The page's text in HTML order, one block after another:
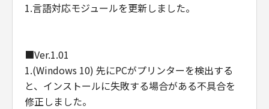
1.言語対応モジュールを更新しました。
■Ver.1.01
1.(Windows 10) 先にPCがプリンターを検出する
と、インストールに失敗する場合がある不具合を
修正しました。